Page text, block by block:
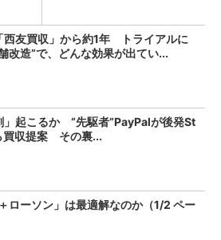
西友買収」から約1年 トライアルに
改造”で、どんな効果が出てい...
」起こるか “先駆者”PayPalが後発St
買収提案 その裏...
ローソン」は最適解なのか（1/2 ペー